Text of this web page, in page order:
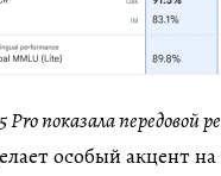
Pro показала передовой
особый акцент